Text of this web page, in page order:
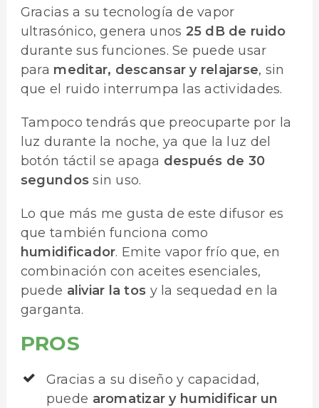
Gracias a su tecnología de vapor
ultrasónico, genera unos 25 dB de ruido
durante sus funciones. Se puede usar
para meditar, descansar y relajarse, sin
que el ruido interrumpa las actividades.
Tampoco tendrás que preocuparte por la
luz durante la noche, ya que la luz del
botón táctil se apaga después de 30
segundos sin uso.
Lo que más me gusta de este difusor es
que también funciona como
humidificador. Emite vapor frío que, en
combinación con aceites esenciales,
puede aliviar la tos y la sequedad en la
garganta.
PROS
Gracias a su diseño y capacidad,
puede aromatizar y humidificar un